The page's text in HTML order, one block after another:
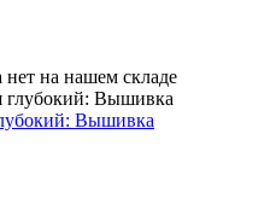
на нашем складе
Вышивка